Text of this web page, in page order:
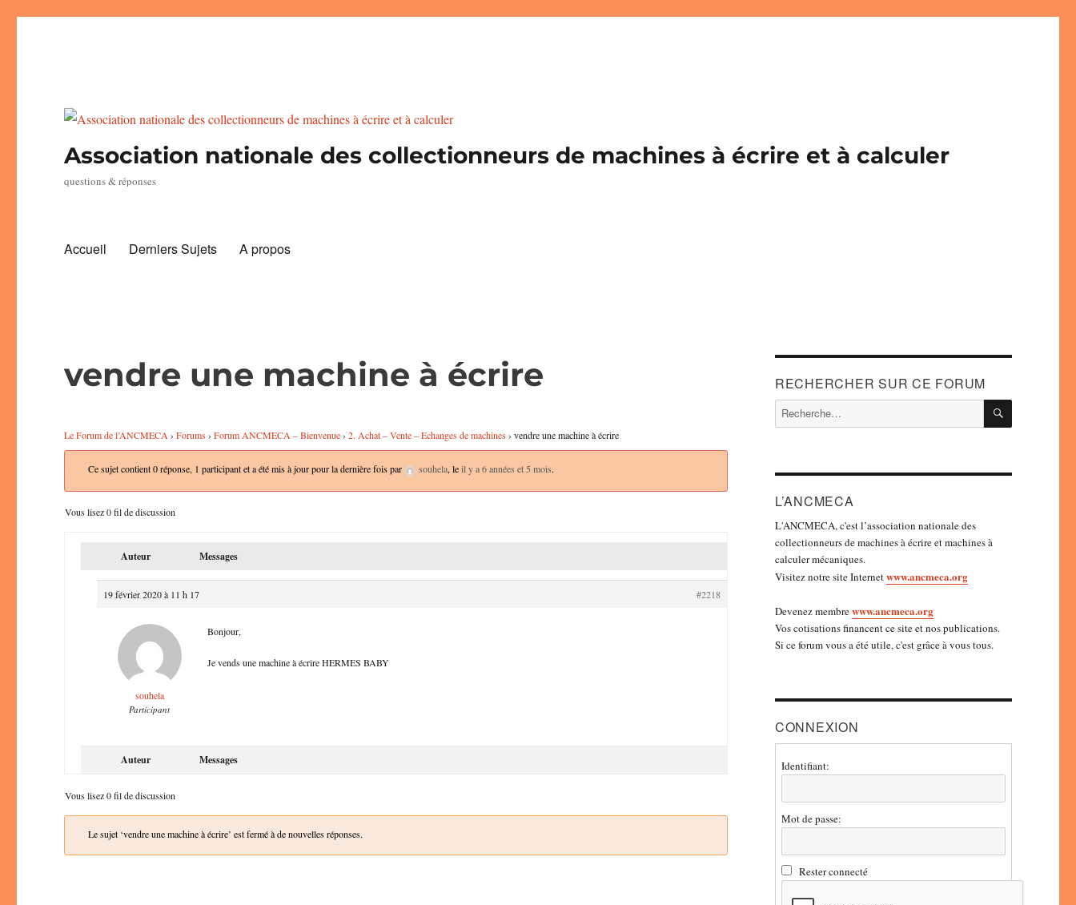
Association nationale des collectionneurs de machines à écrire et à calculer
questions & réponses
Accueil Derniers Sujets A propos
vendre une machine à écrire
Le Forum de l’ANCMECA› Forums› Forum ANCMECA – Bienvenue› 2. Achat – Vente – Echanges de machines› vendre une machine à écrire
Ce sujet contient 0 réponse, 1 participant et a été mis à jour pour la dernière fois par souhela, leil y a 6 années et 5 mois.
Vous lisez 0 fil de discussion
Auteur Messages
19 février 2020 à 11 h 17 #2218
souhela
Participant
Bonjour,
Je vends une machine à écrire HERMES BABY
Auteur Messages
Vous lisez 0 fil de discussion
Le sujet ‘vendre une machine à écrire’ est fermé à de nouvelles réponses.
RECHERCHER SUR CE FORUM
Recherche
pour :
L’ANCMECA
L'ANCMECA, c'est l’association nationale des
collectionneurs de machines à écrire et machines à
calculer mécaniques.
Visitez notre site Internetwww.ancmeca.org
Devenez membrewww.ancmeca.org
Vos cotisations financent ce site et nos publications.
Si ce forum vous a été utile, c'est grâce à vous tous.
CONNEXION
Identifiant:
Mot de passe:
Rester connecté